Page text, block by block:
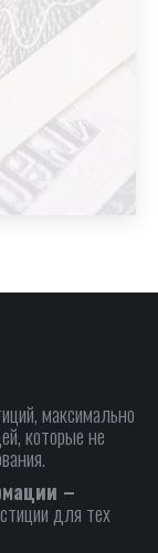
максимально
которые не
–
для тех